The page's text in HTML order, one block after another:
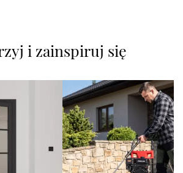
i zainspiruj się